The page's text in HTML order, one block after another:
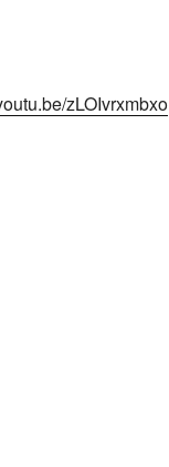
zLOIvrxmbxo